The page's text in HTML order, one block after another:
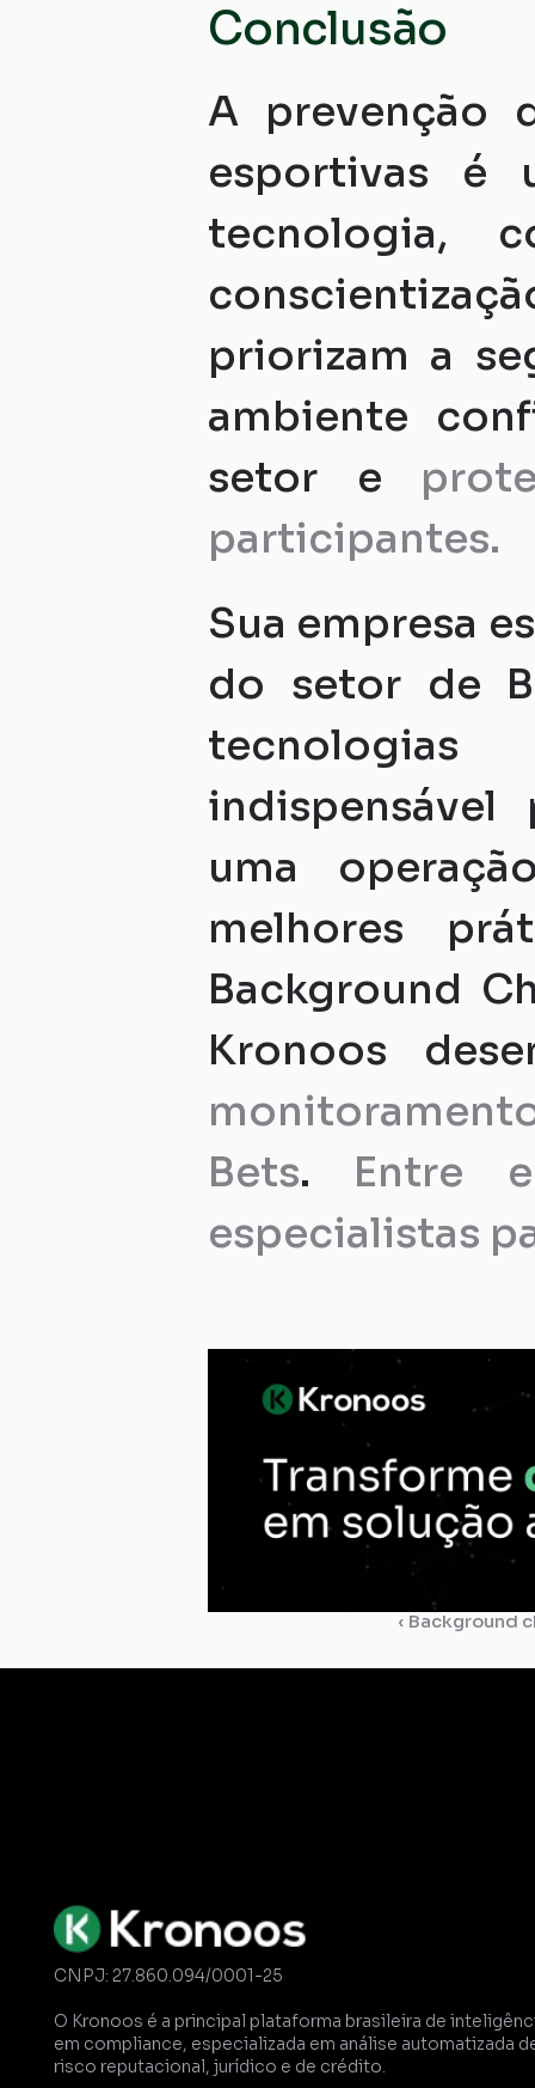
Conclusão
A prevenção
esportivas é
tecnologia,
priorizam a
ambiente
setor e
participantes.
Sua empresa
do setor de
indispensável
uma
melhores
Background
Bets. Entre
especialistas
‹ Background
CNPJ: 27.860.094/0001-25
O Kronoos é a principal plataforma brasileira de
em compliance, especializada em análise automatizada
risco reputacional, jurídico e de crédito.